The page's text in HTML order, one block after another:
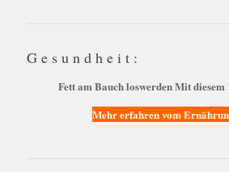
Gesundheit:
Fett am Bauch loswerden Mit diesem
Mehr erfahren vom